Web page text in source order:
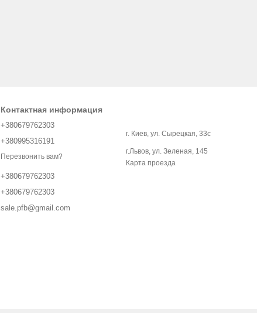
Контактная информация
+380679762303
+380995316191
Перезвонить вам?
+380679762303
+380679762303
sale.pfb@gmail.com
г. Киев, ул. Сырецкая, 33с
г.Львов, ул. Зеленая, 145
Карта проезда